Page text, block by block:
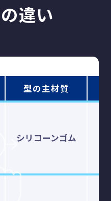
違い
型の主材質
シリコーンゴム